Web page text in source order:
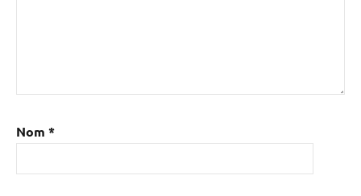
Nom *